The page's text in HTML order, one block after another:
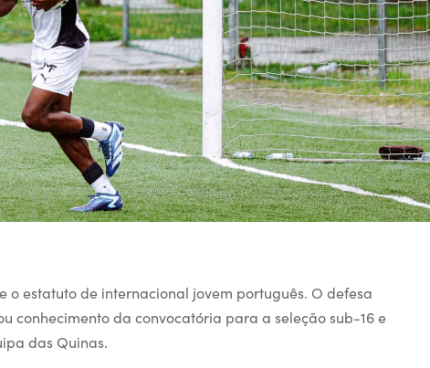
o estatuto de internacional jovem português. O defesa
conhecimento da convocatória para a seleção sub-16 e
das Quinas.